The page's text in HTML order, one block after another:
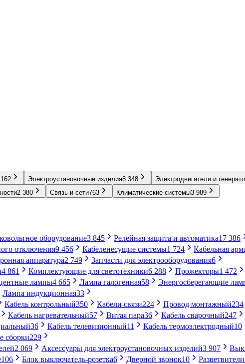
Электроустановочные изделия8 348 Электродвигатели и
2 380 Связь и сети763 Климатические системы3 989
оборудование3 845 Релейная защита и автоматика17 386
отключения9 456 Кабеленесущие системы1 724 Кабельная
аппаратура2 749 Запчасти для электрооборудования6
4 861 Комплектующие для светотехники6 288 Прожекторы1 472
лампы4 665 Лампа галогенная58 Энергосберегающие
Лампа индукционная33
Кабель контрольный350 Кабели связи224 Провод монтажный234
Кабель нагревательный57 Витая пара36 Кабель сварочный247
36 Кабель телевизионный11 Кабель термоэлектродный10
сборки229
2 069 Аксессуары для электроустановочных изделий3 907
106 Блок выключатель-розетка6 Дверной звонок10